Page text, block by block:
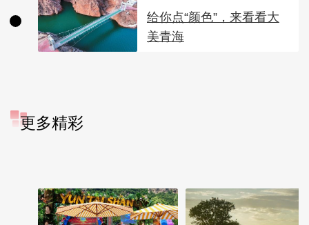
给你点“颜色”，来看看大
美青海
更多精彩